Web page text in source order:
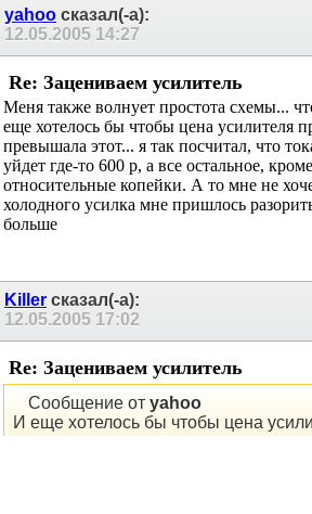
Re: Зацениваем усилитель
печка получится дикая.
у меня был 800Вт на 4ОМ с одним
1943-5200
так у него кулеры не выключались,
ящик был 3У, радиаторы огромные.
конечно при работе только на САБ будет
все равно очень сильно.
подожди месяца полтора - закончу усил
такая же, питание тоже верхнее +-94В.
yahooсказал(-а):
Re: Зацениваем усилитель
Меня также волнует простота схемы...
еще хотелось бы чтобы цена усилителя